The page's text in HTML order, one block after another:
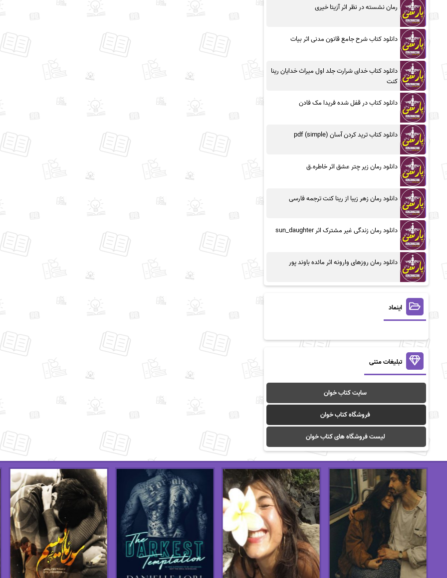
رمان نشسته در نظر اثر آزیتا خیری
دانلود کتاب شرح جامع قانون مدنی اثر بیات
دانلود کتاب خدای شرارت جلد اول میراث خدایان رینا
کنت
دانلود کتاب در قفل شده فریدا مک فادن
دانلود کتاب ترید کردن آسان (simple) pdf
دانلود رمان زیر چتر عشق اثر خاطره.ق
دانلود رمان زهر زیبا از رینا کنت ترجمه فارسی
دانلود رمان زندگی غیر مشترک اثر sun_daughter
دانلود رمان روزهای وارونه اثر مائده باوند پور
اینماد
تبلیغات متنی
سایت کتاب خوان
فروشگاه کتاب خوان
لیست فروشگاه های کتاب خوان